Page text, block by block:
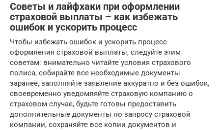
Советы и лайфхаки при оформлении
страховой выплаты – как избежать
ошибок и ускорить процесс
Чтобы избежать ошибок и ускорить процесс
оформления страховой выплаты, следуйте этим
советам: внимательно читайте условия страхового
полиса, собирайте все необходимые документы
заранее, заполняйте заявление аккуратно и без ошибок,
своевременно уведомляйте страховую компанию о
страховом случае, будьте готовы предоставить
дополнительные документы по запросу страховой
компании, сохраняйте все копии документов и